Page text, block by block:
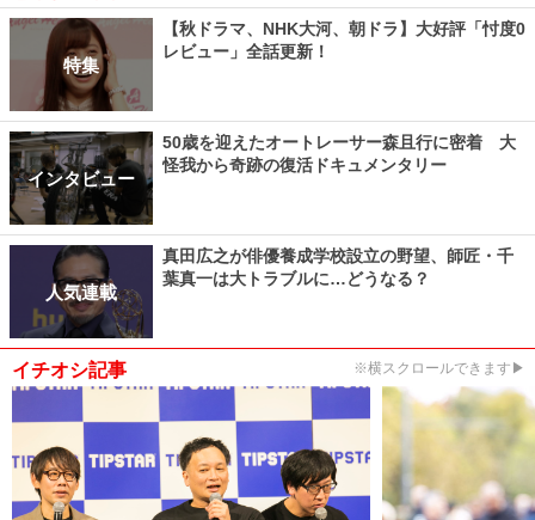
特集
【秋ドラマ、NHK大河、朝ドラ】大好評「忖度0
レビュー」全話更新！
インタビュー
50歳を迎えたオートレーサー森且行に密着 大
怪我から奇跡の復活ドキュメンタリー
人気連載
真田広之が俳優養成学校設立の野望、師匠・千
葉真一は大トラブルに…どうなる？
イチオシ記事 ※横スクロールできます▶